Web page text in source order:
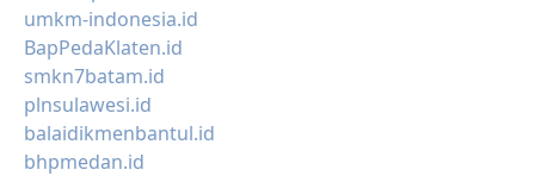
umkm-indonesia.id
BapPedaKlaten.id
smkn7batam.id
plnsulawesi.id
balaidikmenbantul.id
bhpmedan.id